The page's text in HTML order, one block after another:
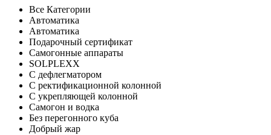
Все Категории
Автоматика
Автоматика
Подарочный сертификат
Самогонные аппараты
SOLPLEXX
С дефлегматором
С ректификационной колонной
С укрепляющей колонной
Самогон и водка
Без перегонного куба
Добрый жар